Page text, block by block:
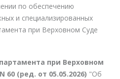
по обеспечению
и специализированных
при Верховном Суде
при Верховном
60 (ред. от 05.05.2026) "Об